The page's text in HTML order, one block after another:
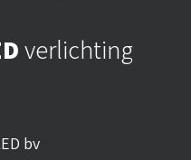
verlichting
bv